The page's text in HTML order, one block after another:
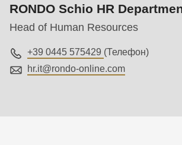
RONDO Schio HR
Head of Human Resources
+39 0445 575429 (Телефон)
hr.it@rondo-online.com